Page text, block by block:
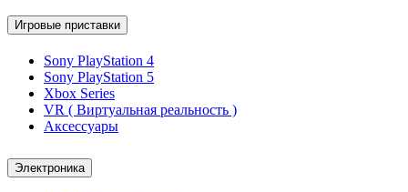
Игровые приставки
Sony PlayStation 4
Sony PlayStation 5
Xbox Series
VR ( Виртуальная реальность )
Аксессуары
Электроника